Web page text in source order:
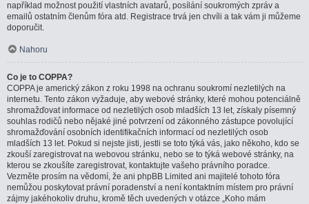
například možnost použití vlastních avatarů, posílání soukromých zpráv a
emailů ostatním členům fóra atd. Registrace trvá jen chvíli a tak vám ji můžeme
doporučit.
Nahoru
Co je to COPPA?
COPPA je americký zákon z roku 1998 na ochranu soukromí nezletilých na
internetu. Tento zákon vyžaduje, aby webové stránky, které mohou potenciálně
shromažďovat informace od nezletilých osob mladších 13 let, získaly písemný
souhlas rodičů nebo nějaké jiné potvrzení od zákonného zástupce povolující
shromažďování osobních identifikačních informací od nezletilých osob
mladších 13 let. Pokud si nejste jisti, jestli se toto týká vás, jako někoho, kdo se
zkouší zaregistrovat na webovou stránku, nebo se to týká webové stránky, na
kterou se zkoušíte zaregistrovat, kontaktujte vašeho právního poradce.
Vezměte prosím na vědomí, že ani phpBB Limited ani majitelé tohoto fóra
nemůžou poskytovat právní poradenství a není kontaktním místem pro právní
zájmy jakéhokoliv druhu, kromě těch uvedených v otázce „Koho mám